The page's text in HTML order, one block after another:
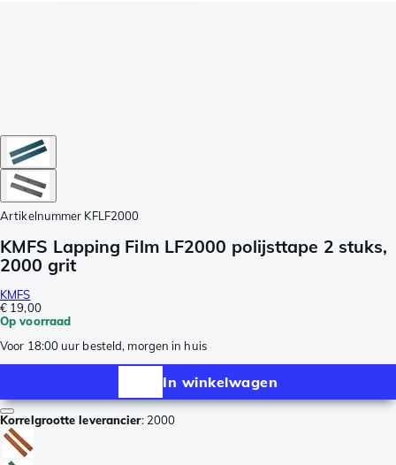
Artikelnummer KFLF2000
KMFS Lapping Film LF2000 polijsttape 2 stuks,
2000 grit
KMFS
€ 19,00
Op voorraad
Voor 18:00 uur besteld, morgen in huis
In winkelwagen
Korrelgrootte leverancier: 2000